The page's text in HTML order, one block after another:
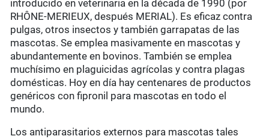
introducido en veterinaria en la década de 1990 (por
RHÔNE-MERIEUX, después MERIAL). Es eficaz contra
pulgas, otros insectos y también garrapatas de las
mascotas. Se emplea masivamente en mascotas y
abundantemente en bovinos. También se emplea
muchísimo en plaguicidas agrícolas y contra plagas
domésticas. Hoy en día hay centenares de productos
genéricos con fipronil para mascotas en todo el
mundo.
Los antiparasitarios externos para mascotas tales